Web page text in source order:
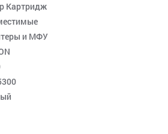
Картридж
и МФУ